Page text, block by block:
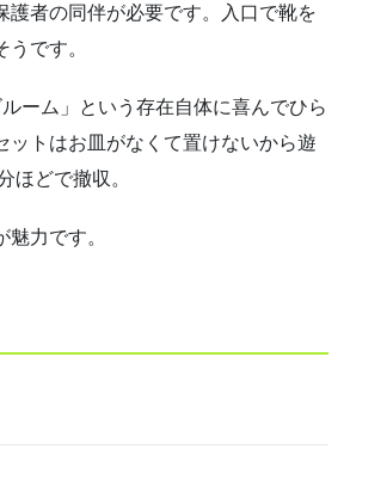
護者の同伴が必要です。入口で靴を
です。
ーム」という存在自体に喜んでひら
トはお皿がなくて置けないから遊
ほどで撤収。
力です。